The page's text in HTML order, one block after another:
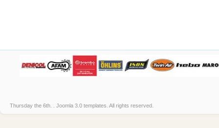
Thursday the 6th. . Joomla 3.0 templates . All rights reserved.